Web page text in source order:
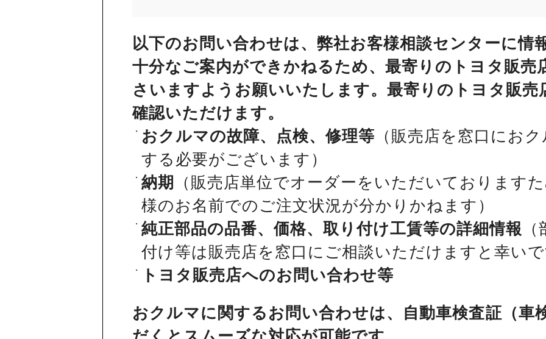
以下のお問い合わせは、弊社お客様相談センターに情
十分なご案内ができかねるため、最寄りのトヨタ販売
さいますようお願いいたします。最寄りのトヨタ販売
確認いただけます。
おクルマの故障、点検、修理等 （販売店を窓口にお
する必要がございます）
納期
（販売店単位でオーダーをいただいております
様のお名前でのご注文状況が分かりかねます）
純正部品の品番、価格、取り付け工賃等の詳細情報
付け等は販売店を窓口にご相談いただけますと幸い
トヨタ販売店へのお問い合わせ等
おクルマに関するお問い合わせは、自動車検査証（車